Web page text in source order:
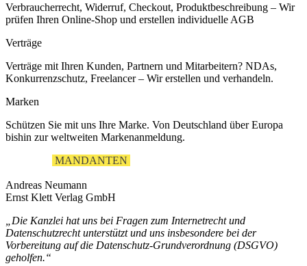
Verbraucherrecht, Widerruf, Checkout, Produktbeschreibung – Wir
prüfen Ihren Online-Shop und erstellen individuelle AGB
Verträge
Verträge mit Ihren Kunden, Partnern und Mitarbeitern? NDAs,
Konkurrenzschutz, Freelancer – Wir erstellen und verhandeln.
Marken
Schützen Sie mit uns Ihre Marke. Von Deutschland über Europa
bishin zur weltweiten Markenanmeldung.
MANDANTEN
Andreas Neumann
Ernst Klett Verlag GmbH
„Die Kanzlei hat uns bei Fragen zum Internetrecht und
Datenschutzrecht unterstützt und uns insbesondere bei der
Vorbereitung auf die Datenschutz-Grundverordnung (DSGVO)
geholfen.“